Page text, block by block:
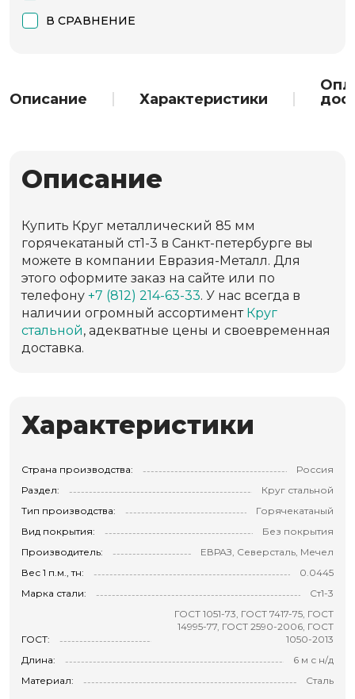
В СРАВНЕНИЕ
Описание Характеристики
Описание
Купить Круг металлический 85 мм
горячекатаный ст1-3 в Санкт-петербурге вы
можете в компании Евразия-Металл. Для
этого оформите заказ на сайте или по
телефону +7 (812) 214-63-33. У нас всегда в
наличии огромный ассортимент Круг
стальной, адекватные цены и своевременная
доставка.
Характеристики
Страна производства:
Россия
Раздел:
Круг стальной
Тип производства:
Горячекатаный
Вид покрытия:
Без покрытия
Производитель:
ЕВРАЗ, Северсталь, Мечел
Вес 1 п.м., тн:
0.0445
Марка стали:
Ст1-3
ГОСТ:
ГОСТ 1051-73, ГОСТ 7417-75, ГОСТ
14995-77, ГОСТ 2590-2006, ГОСТ
1050-2013
Длина:
6 м с н/д
Материал:
Сталь